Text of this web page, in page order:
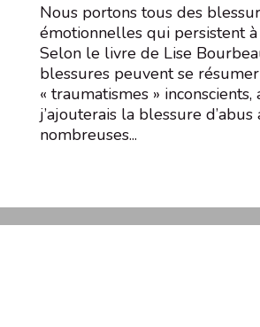
Nous portons tous des
émotionnelles qui persistent à
Selon le livre de Lise
blessures peuvent se
« traumatismes »
j’ajouterais la blessure d’abus
nombreuses...